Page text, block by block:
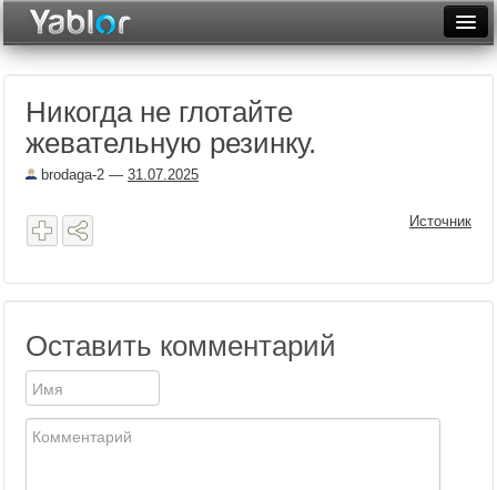
Неделя
Месяц
Фототоп
Никогда не глотайте
жевательную резинку.
brodaga-2 — 31.07.2025
Источник
Оставить комментарий